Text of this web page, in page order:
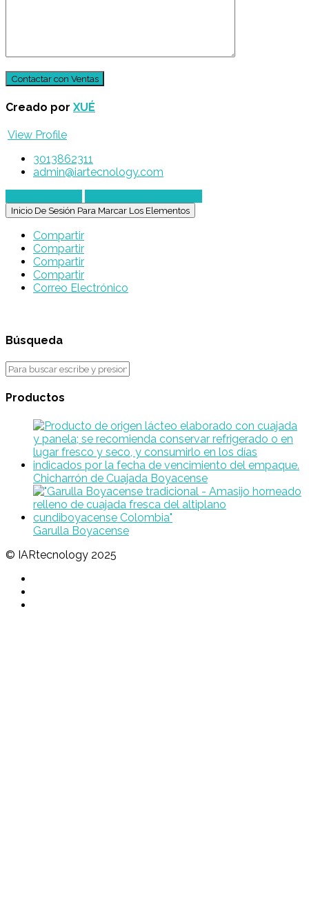
Creado por XUÉ
View Profile
3013862311
admin@iartecnology.com
Inicio De Sesión Para Marcar Los Elementos
Compartir
Compartir
Compartir
Compartir
Correo Electrónico
Búsqueda
Productos
Chicharrón de Cuajada Boyacense
Garulla Boyacense
© IARtecnology 2025